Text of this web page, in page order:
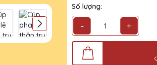
Số lượng:
- +